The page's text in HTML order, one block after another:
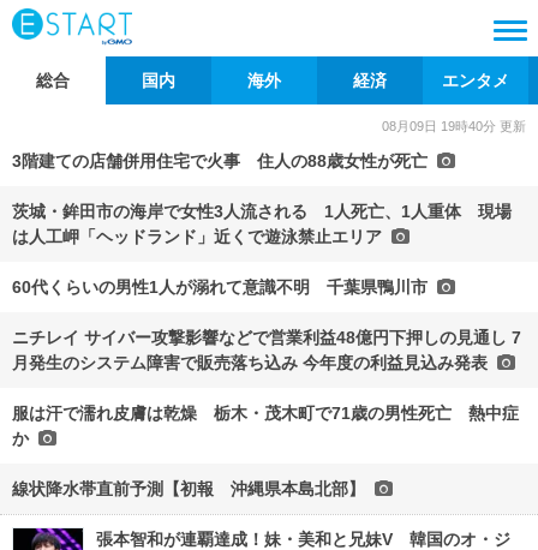
総合 国内 海外 経済 エンタメ
08月09日 19時40分 更新
3階建ての店舗併用住宅で火事 住人の88歳女性が死亡
茨城・鉾田市の海岸で女性3人流される 1人死亡、1人重体 現場
は人工岬「ヘッドランド」近くで遊泳禁止エリア
60代くらいの男性1人が溺れて意識不明 千葉県鴨川市
ニチレイ サイバー攻撃影響などで営業利益48億円下押しの見通し 7
月発生のシステム障害で販売落ち込み 今年度の利益見込み発表
服は汗で濡れ皮膚は乾燥 栃木・茂木町で71歳の男性死亡 熱中症
か
線状降水帯直前予測【初報 沖縄県本島北部】
張本智和が連覇達成！妹・美和と兄妹V 韓国のオ・ジ